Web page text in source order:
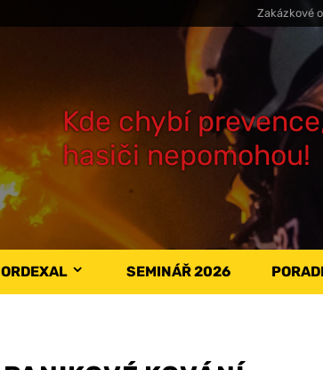
Zakázkové
Kde chybí
hasiči nepomohou!
ORDEXAL SEMINÁŘ 2026